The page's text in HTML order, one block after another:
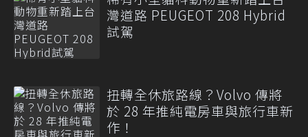
灣道路 PEUGEOT 208 Hybrid
試駕
扭轉全休旅路線？Volvo 傳將
於 28 年推純電房車與旅行車新
作！